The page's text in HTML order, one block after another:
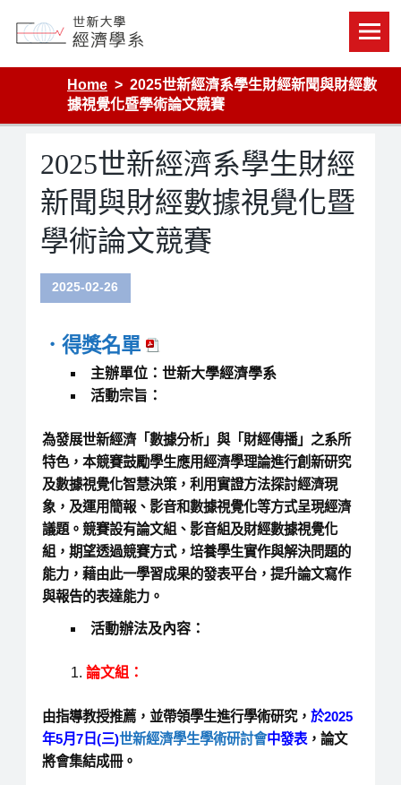
content
Department of Economics, Shih Hsin University
Home
2025世新經濟系學生財經新聞與財經數
據視覺化暨學術論文競賽
2025世新經濟系學生財經
新聞與財經數據視覺化暨
學術論文競賽
2025-02-26
．得獎名單
主辦單位：世新大學經濟學系
活動宗旨：
為發展世新經濟「數據分析」與「財經傳播」之系所
特色，本競賽鼓勵學生應用經濟學理論進行創新研究
及數據視覺化智慧決策，利用實證方法探討經濟現
象，及運用簡報、影音和數據視覺化等方式呈現經濟
議題。競賽設有論文組、影音組及財經數據視覺化
組，期望透過競賽方式，培養學生實作與解決問題的
能力，藉由此一學習成果的發表平台，提升論文寫作
與報告的表達能力。
活動辦法及內容：
論文組：
由指導教授推薦，並帶領學生進行學術研究， 於2025
年5月7日(三)世新經濟學生學術研討會中發表，論文
將會集結成冊。